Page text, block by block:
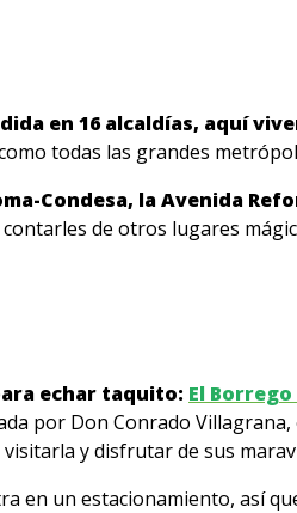
en 16 alcaldías, aquí
todas las grandes
Condesa, la Avenida
de otros lugares
echar taquito: El
por Don Conrado
y disfrutar de sus
en un estacionamiento, así